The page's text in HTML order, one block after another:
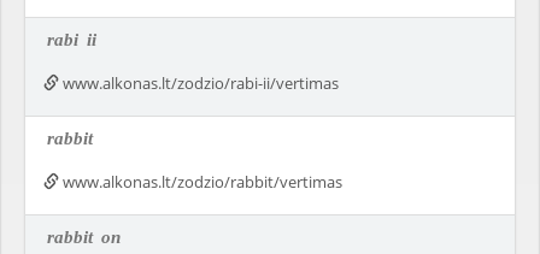
rabi ii
www.alkonas.lt/zodzio/rabi-ii/vertimas
rabbit
www.alkonas.lt/zodzio/rabbit/vertimas
rabbit on